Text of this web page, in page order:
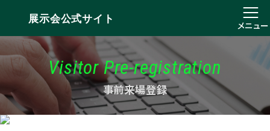
展示会公式サイト
メニュー
Visitor Pre-registration
事前来場登録